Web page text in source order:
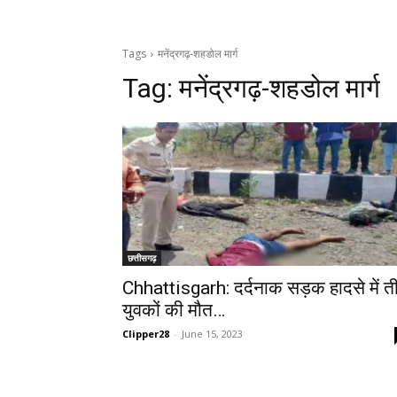
Tags मनेंद्रगढ़-शहडोल मार्ग
Tag:मनेंद्रगढ़-शहडोल मार्ग
छत्तीसगढ़
Chhattisgarh: दर्दनाक सड़क हादसे में
युवकों की मौत…
Clipper28 - June 15, 2023